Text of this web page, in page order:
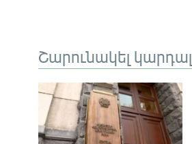
Շարունակել կարդալ